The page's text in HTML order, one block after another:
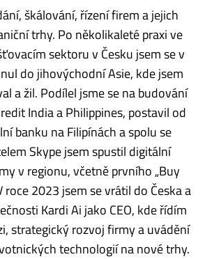
škálování, řízení firem a jejich
trhy. Po několikaleté praxi ve
sektoru v Česku jsem se v
do jihovýchodní Asie, kde jsem
a žil. Podílel jsme se na budování
India a Philippines, postavil od
banku na Filipínách a spolu se
Skype jsem spustil digitální
v regionu, včetně prvního „Buy
roce 2023 jsem se vrátil do Česka a
Kardi Ai jako CEO, kde řídím
strategický rozvoj firmy a uvádění
technologií na nové trhy.